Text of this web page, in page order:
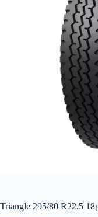
Triangle 295/80 R22.5